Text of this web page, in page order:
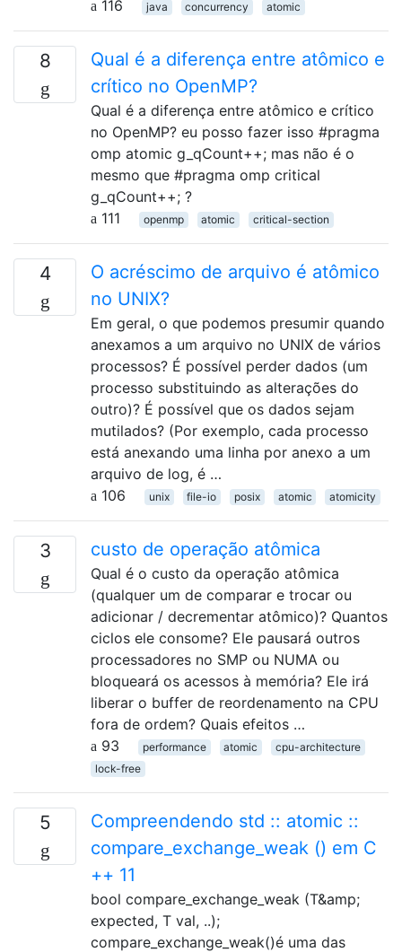
116 java concurrency atomic
8
Qual é a diferença entre atômico e
crítico no OpenMP?
Qual é a diferença entre atômico e crítico
no OpenMP? eu posso fazer isso #pragma
omp atomic g_qCount++; mas não é o
mesmo que #pragma omp critical
g_qCount++; ?
111
openmp atomic critical-section
4
O acréscimo de arquivo é atômico
no UNIX?
Em geral, o que podemos presumir quando
anexamos a um arquivo no UNIX de vários
processos? É possível perder dados (um
processo substituindo as alterações do
outro)? É possível que os dados sejam
mutilados? (Por exemplo, cada processo
está anexando uma linha por anexo a um
arquivo de log, é …
106
unix file-io posix atomic atomicity
3 custo de operação atômica
Qual é o custo da operação atômica
(qualquer um de comparar e trocar ou
adicionar / decrementar atômico)? Quantos
ciclos ele consome? Ele pausará outros
processadores no SMP ou NUMA ou
bloqueará os acessos à memória? Ele irá
liberar o buffer de reordenamento na CPU
fora de ordem? Quais efeitos …
93
performance atomic
cpu-architecture
lock-free
5
Compreendendo std :: atomic ::
compare_exchange_weak () em C
++ 11
bool compare_exchange_weak (T&amp;
expected, T val, ..);
compare_exchange_weak()é uma das